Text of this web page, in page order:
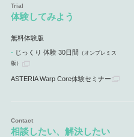
体験してみよう
無料体験版
じっくり 体験 30日間 （オンプレミス
版）
ASTERIA Warp Core体験セミナー
相談したい、解決したい